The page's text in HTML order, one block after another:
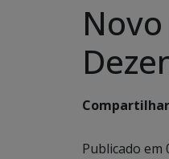
Publicado em